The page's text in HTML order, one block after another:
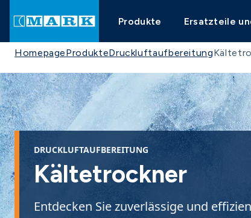
Produkte Ersatzteile
HomepageProdukteDruckluftaufbereitung
DRUCKLUFTAUFBEREITUNG
Kältetrockner
Entdecken Sie zuverlässige und